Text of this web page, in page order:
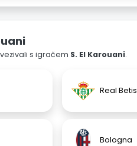
s igračem S. El Karouani.
Real Betis
Bologna